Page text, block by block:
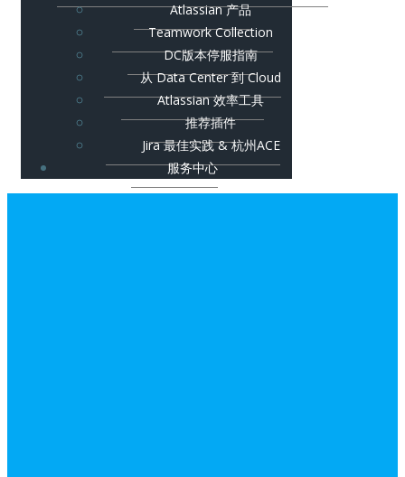
Atlassian 产品
Teamwork Collection
DC版本停服指南
从 Data Center 到 Cloud
Atlassian 效率工具
推荐插件
Jira 最佳实践 & 杭州ACE
服务中心